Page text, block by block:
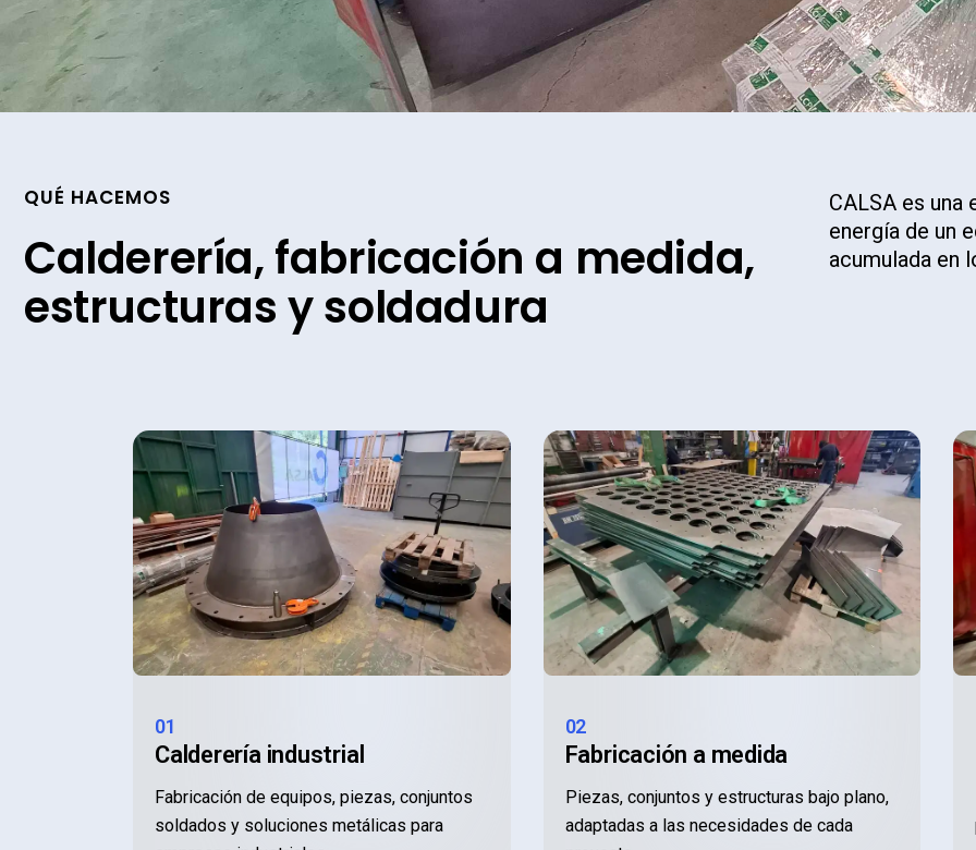
QUÉ HACEMOS
Calderería,fabricación a medida,
estructuras ysoldadura
CALSA es
energía de un
acumulada en
01
Calderería industrial
Fabricación de equipos, piezas, conjuntos
soldados y soluciones metálicas para
02
Fabricación a medida
Piezas, conjuntos y estructuras bajo plano,
adaptadas a las necesidades de cada